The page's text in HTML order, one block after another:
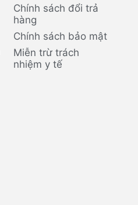
Chính sách đổi trả
hàng
Chính sách bảo mật
Miễn trừ trách
nhiệm y tế